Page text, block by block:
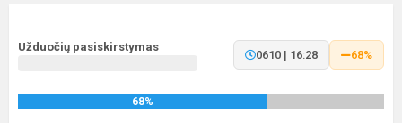
Užduočių pasiskirstymas
0610 | 16:28 68%
68%